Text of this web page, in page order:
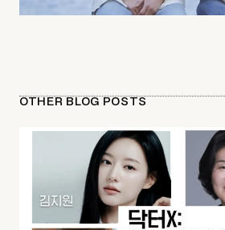
OTHER BLOG POSTS